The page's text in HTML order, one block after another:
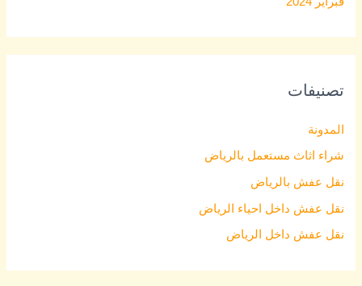
تصنيفات
المدونة
شراء اثاث مستعمل بالرياض
نقل عفش بالرياض
نقل عفش داخل احياء الرياض
نقل عفش داخل الرياض